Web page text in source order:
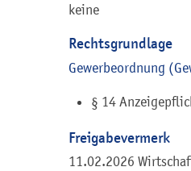
keine
Rechtsgrundlage
Gewerbeordnung
§ 14
Freigabevermerk
11.02.2026